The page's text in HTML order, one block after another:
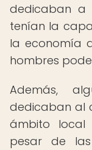
dedicaban a
tenían la
la economía
hombres
Además,
dedicaban al
ámbito local
pesar de